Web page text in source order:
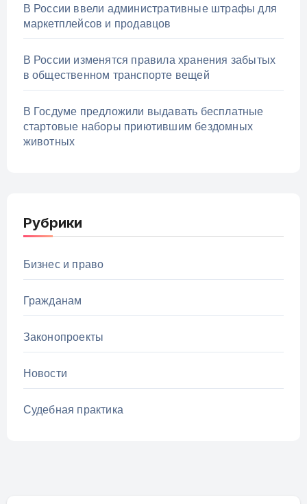
В России ввели административные штрафы для
маркетплейсов и продавцов
В России изменятся правила хранения забытых
в общественном транспорте вещей
В Госдуме предложили выдавать бесплатные
стартовые наборы приютившим бездомных
животных
Рубрики
Бизнес и право
Гражданам
Законопроекты
Новости
Судебная практика